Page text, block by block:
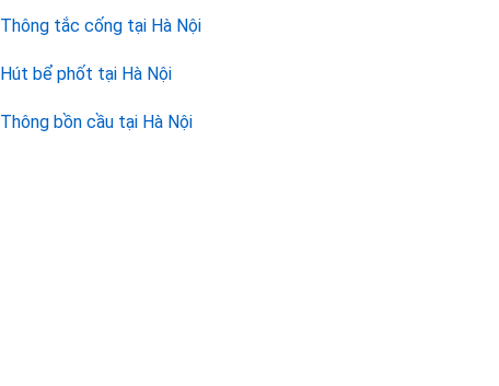
Thông tắc cống tại Hà Nội
Hút bể phốt tại Hà Nội
Thông bồn cầu tại Hà Nội